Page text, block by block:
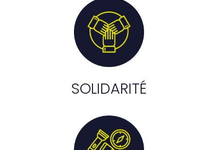
SOLIDARITÉ